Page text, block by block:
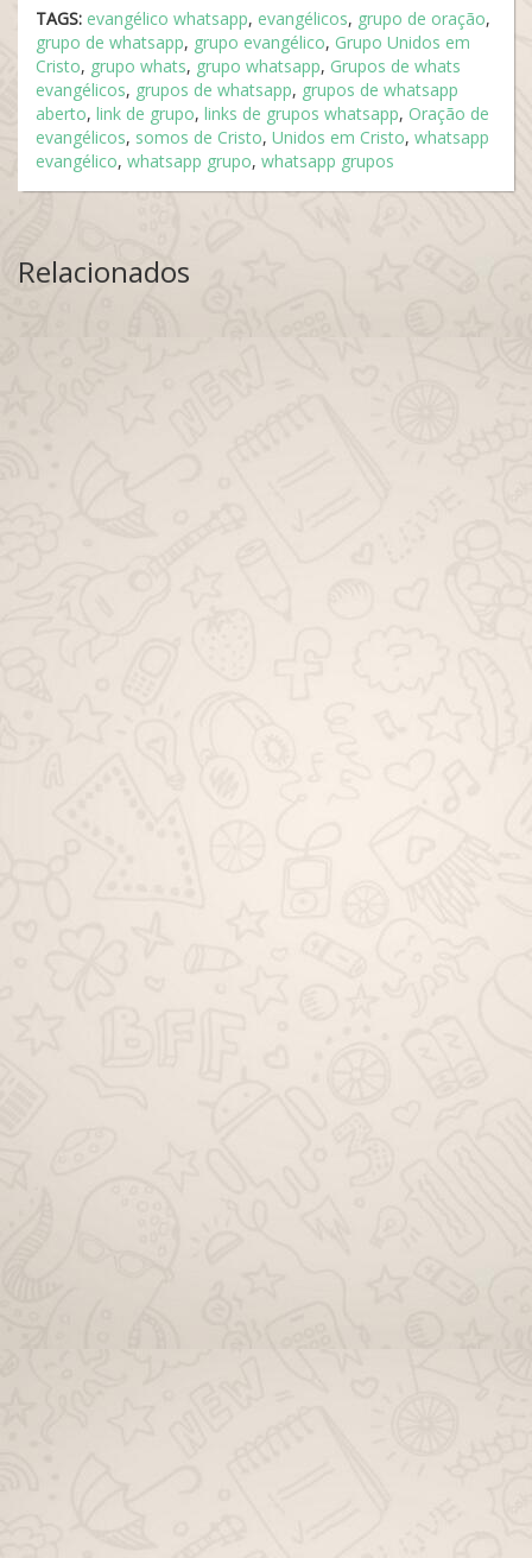
TAGS: evangélico whatsapp, evangélicos, grupo de oração,
grupo de whatsapp, grupo evangélico, Grupo Unidos em
Cristo, grupo whats, grupo whatsapp, Grupos de whats
evangélicos, grupos de whatsapp, grupos de whatsapp
aberto, link de grupo, links de grupos whatsapp, Oração de
evangélicos, somos de Cristo, Unidos em Cristo, whatsapp
evangélico, whatsapp grupo, whatsapp grupos
Relacionados